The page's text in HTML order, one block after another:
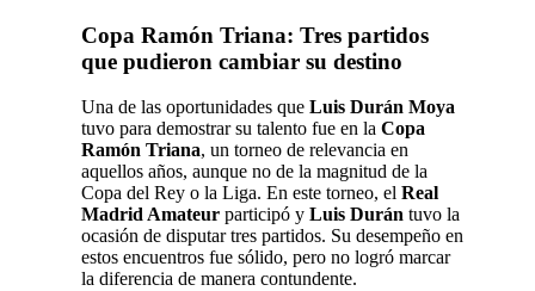
Copa Ramón Triana: Tres partidos
que pudieron cambiar su destino
Una de las oportunidades que Luis Durán Moya
tuvo para demostrar su talento fue en la Copa
Ramón Triana, un torneo de relevancia en
aquellos años, aunque no de la magnitud de la
Copa del Rey o la Liga. En este torneo, el Real
Madrid Amateur participó y Luis Durán tuvo la
ocasión de disputar tres partidos. Su desempeño en
estos encuentros fue sólido, pero no logró marcar
la diferencia de manera contundente.